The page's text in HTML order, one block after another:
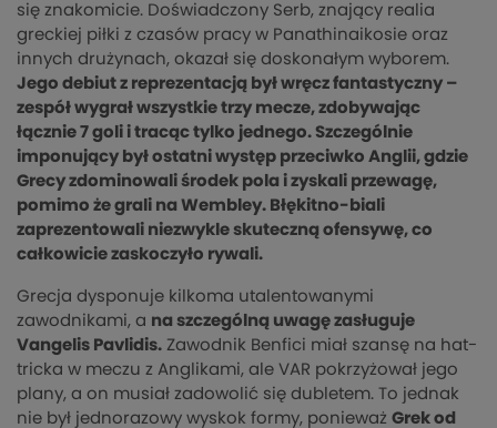
się znakomicie. Doświadczony Serb, znający realia
greckiej piłki z czasów pracy w Panathinaikosie oraz
innych drużynach, okazał się doskonałym wyborem.
Jego debiut z reprezentacją był wręcz fantastyczny –
zespół wygrał wszystkie trzy mecze, zdobywając
łącznie 7 goli i tracąc tylko jednego. Szczególnie
imponujący był ostatni występ przeciwko Anglii, gdzie
Grecy zdominowali środek pola i zyskali przewagę,
pomimo że grali na Wembley. Błękitno-biali
zaprezentowali niezwykle skuteczną ofensywę, co
całkowicie zaskoczyło rywali.
Grecja dysponuje kilkoma utalentowanymi
zawodnikami, a na szczególną uwagę zasługuje
Vangelis Pavlidis. Zawodnik Benfici miał szansę na hat-
tricka w meczu z Anglikami, ale VAR pokrzyżował jego
plany, a on musiał zadowolić się dubletem. To jednak
nie był jednorazowy wyskok formy, ponieważ Grek od